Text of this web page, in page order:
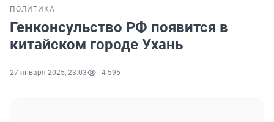
ПОЛИТИКА
Генконсульство РФ появится в
китайском городе Ухань
27 января 2025, 23:03 4 595